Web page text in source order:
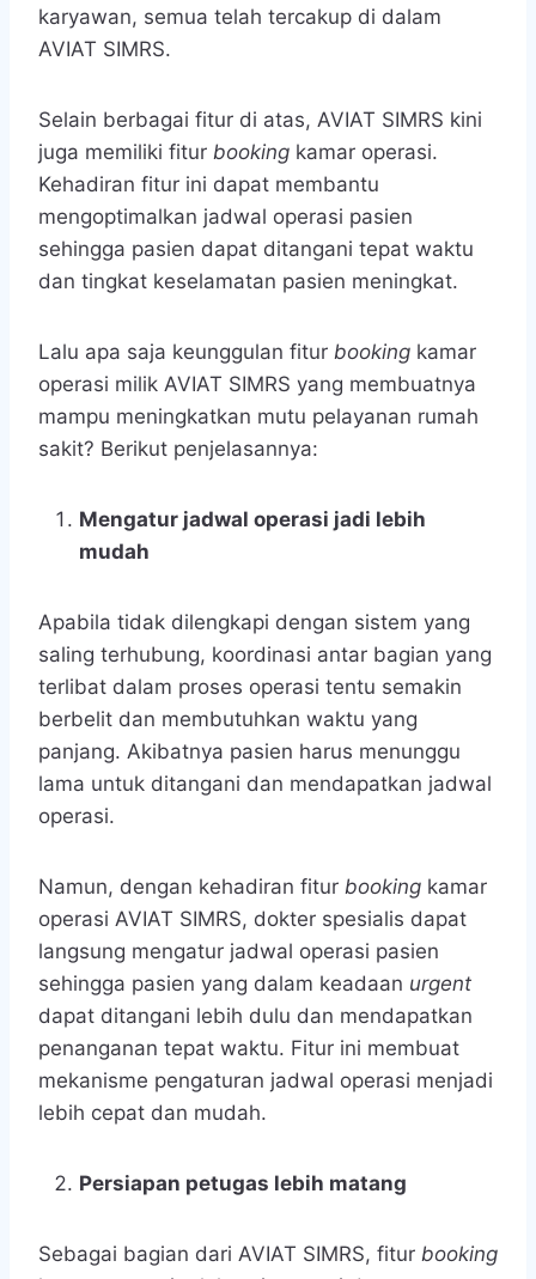
karyawan, semua telah tercakup di dalam
AVIAT SIMRS.
Selain berbagai fitur di atas, AVIAT SIMRS kini
juga memiliki fitur booking kamar operasi.
Kehadiran fitur ini dapat membantu
mengoptimalkan jadwal operasi pasien
sehingga pasien dapat ditangani tepat waktu
dan tingkat keselamatan pasien meningkat.
Lalu apa saja keunggulan fitur booking kamar
operasi milik AVIAT SIMRS yang membuatnya
mampu meningkatkan mutu pelayanan rumah
sakit? Berikut penjelasannya:
Mengatur jadwal operasi jadi lebih
mudah
Apabila tidak dilengkapi dengan sistem yang
saling terhubung, koordinasi antar bagian yang
terlibat dalam proses operasi tentu semakin
berbelit dan membutuhkan waktu yang
panjang. Akibatnya pasien harus menunggu
lama untuk ditangani dan mendapatkan jadwal
operasi.
Namun, dengan kehadiran fitur booking kamar
operasi AVIAT SIMRS, dokter spesialis dapat
langsung mengatur jadwal operasi pasien
sehingga pasien yang dalam keadaan urgent
dapat ditangani lebih dulu dan mendapatkan
penanganan tepat waktu. Fitur ini membuat
mekanisme pengaturan jadwal operasi menjadi
lebih cepat dan mudah.
Persiapan petugas lebih matang
Sebagai bagian dari AVIAT SIMRS, fitur booking